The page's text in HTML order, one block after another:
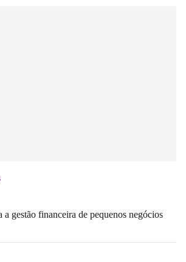
gestão financeira de pequenos negócios